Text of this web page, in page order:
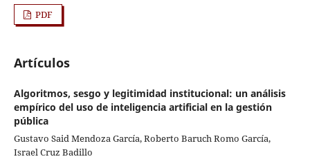
PDF
Artículos
Algoritmos, sesgo y legitimidad institucional: un análisis
empírico del uso de inteligencia artificial en la gestión
pública
Gustavo Said Mendoza García, Roberto Baruch Romo García,
Israel Cruz Badillo